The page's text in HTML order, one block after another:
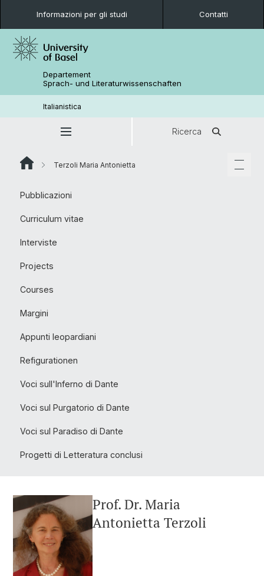
Informazioni per gli studi Contatti
Departement
Sprach- und Literaturwissenschaften
Italianistica
Ricerca
Terzoli Maria Antonietta
Pubblicazioni
Curriculum vitae
Interviste
Projects
Courses
Margini
Appunti leopardiani
Refigurationen
Voci sull'Inferno di Dante
Voci sul Purgatorio di Dante
Voci sul Paradiso di Dante
Progetti di Letteratura conclusi
Prof. Dr. Maria
Antonietta Terzoli